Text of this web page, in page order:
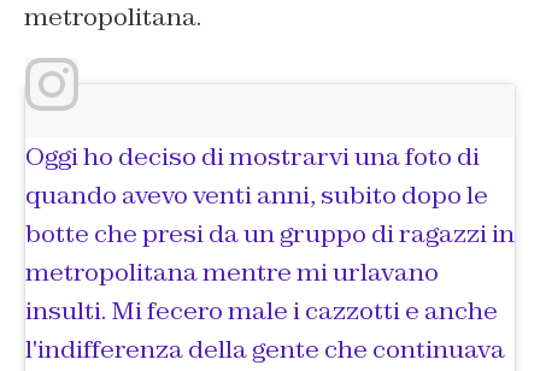
metropolitana.
Oggi ho deciso di mostrarvi una foto di
quando avevo venti anni, subito dopo le
botte che presi da un gruppo di ragazzi in
metropolitana mentre mi urlavano
insulti. Mi fecero male i cazzotti e anche
l'indifferenza della gente che continuava